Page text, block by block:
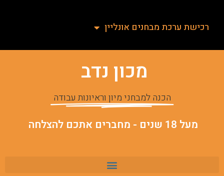
רכישת ערכת מבחנים אונליין
מכון נדב
הכנה למבחני מיון וראיונות עבודה
מעל 18 שנים - מחברים אתכם להצלחה